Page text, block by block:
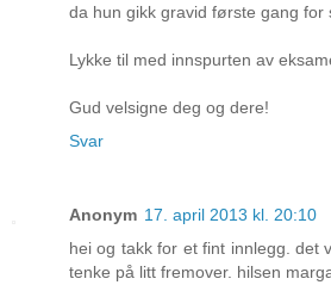
da hun gikk gravid første gang for
Lykke til med innspurten av
Gud velsigne deg og dere!
Svar
Anonym 17. april 2013 kl. 20:10
hei og takk for et fint innlegg. det
tenke på litt fremover. hilsen